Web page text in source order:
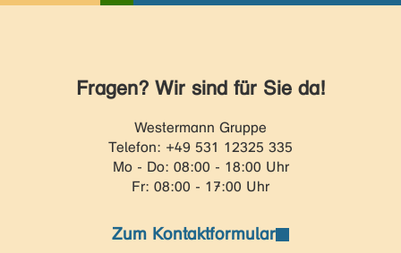
Lena im Rollstuhl
Ab Klasse 1
ABC der Tiere: Lesen in
Panne